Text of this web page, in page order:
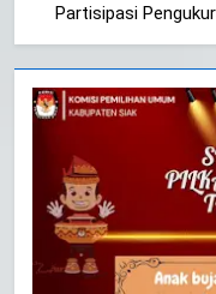
Partisipasi